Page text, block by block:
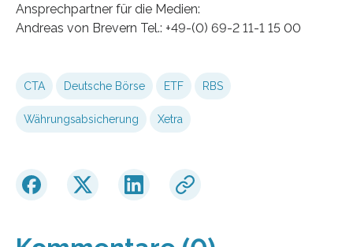
Ansprechpartner für die Medien:
Andreas von Brevern Tel.: +49-(0) 69-2 11-1 15 00
CTA Deutsche Börse ETF RBS
Währungsabsicherung Xetra